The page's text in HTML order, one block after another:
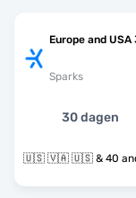
Europe and USA
Sparks
30 dagen
🇺🇸 🇻🇦 🇺🇸 &